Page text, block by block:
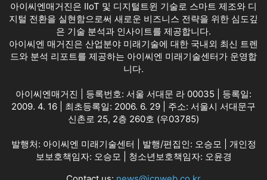
아이씨엔매거진은 IIoT 및 디지털트윈 기술로 스마트 제조와 디
지털 전환을 실현함으로써 새로운 비즈니스 전략을 위한 심도깊
은 기술 분석과 인사이트를 제공합니다.
아이씨엔 매거진은 산업분야 미래기술에 대한 국내외 최신 트렌
드와 분석 리포트를 제공하는 아이씨엔 미래기술센터가 운영합
니다.
아이씨엔매거진 | 등록번호: 서울 서대문 라 00035 | 등록일:
2009. 4. 16 | 최초등록일: 2006. 6. 29 | 주소: 서울시 서대문구
신촌로 25, 2층 260호 (우03785)
발행처: 아이씨엔 미래기술센터 | 발행/편집인: 오승모 | 개인정
보보호책임자: 오승모 | 청소년보호책임자: 오윤경